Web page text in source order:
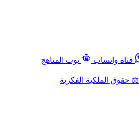
قناة واتساب
بوت المناهج
⚖️ حقوق الملكية الفكرية